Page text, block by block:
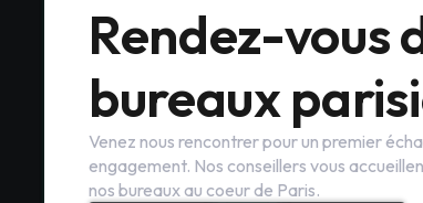
Rendez-vous
bureaux
Venez nous rencontrer pour un premier
engagement. Nos conseillers vous
nos bureaux au coeur de Paris.